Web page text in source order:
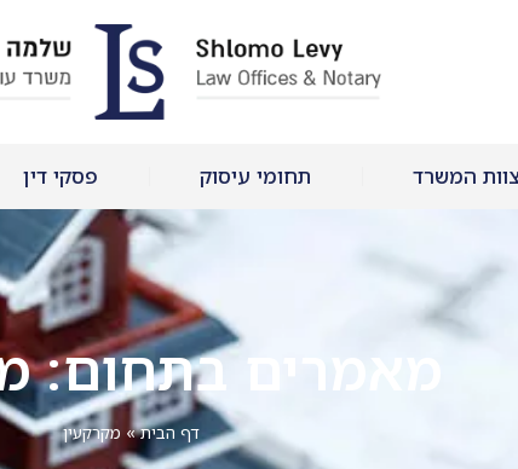
המשרד תחומי עיסוק פסקי דין
מאמרים בתחום:
דף הבית» מקרקעין